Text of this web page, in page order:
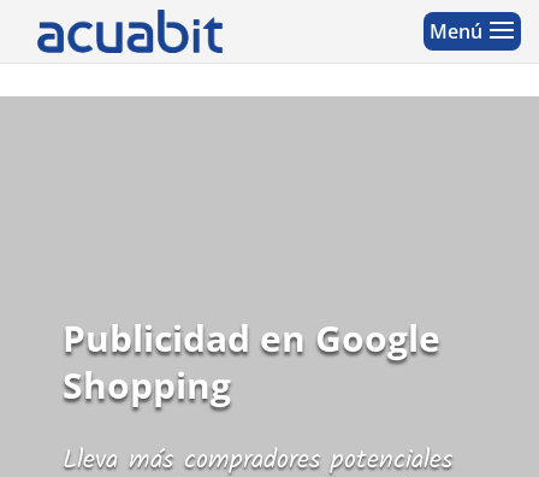
Publicidad en Google
Shopping
Lleva más compradores potenciales